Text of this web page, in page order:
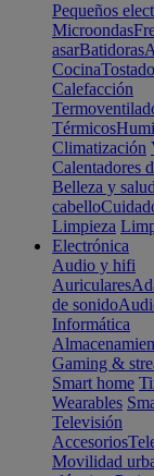
Pequeños
Microondas
asarBatidoras
Cocina
Calefacción
Térmicos
Climatización
Calentadores
Belleza y salud
cabello
Limpieza
Electrónica
Audio y hifi
Auriculares
de sonido
Informática
Gaming &
Smart home
Wearables
Televisión
Accesorios
Movilidad